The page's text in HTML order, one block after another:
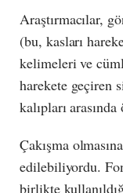
Araştırmacılar,
(bu, kasları
kelimeleri ve
harekete geçiren
kalıpları
Çakışma
edilebiliyordu.
birlikte